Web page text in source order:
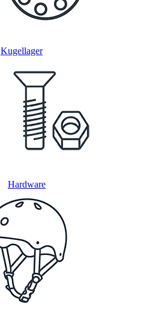
Kugellager
Hardware